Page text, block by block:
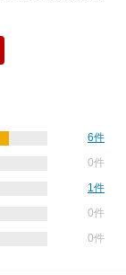
交換用 トレーニング
6件
0件
1件
0件
0件